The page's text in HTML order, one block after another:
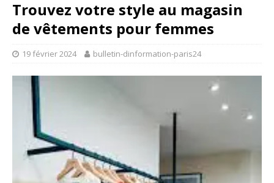
Trouvez votre style au magasin
de vêtements pour femmes
19 février 2024 bulletin-dinformation-paris24